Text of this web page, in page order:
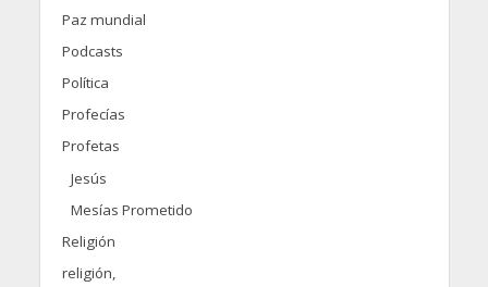
Paz mundial
Podcasts
Política
Profecías
Profetas
Jesús
Mesías Prometido
Religión
religión,